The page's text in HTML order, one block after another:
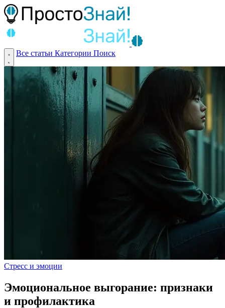
Все статьи Категории Поиск
Стресс и эмоции
Эмоциональное выгорание: признаки
и профилактика